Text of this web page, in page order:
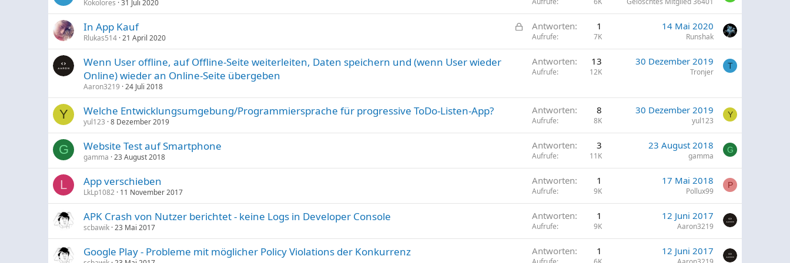
s
p
r
Kokolores 31 Juli 2020
G
s
r
In App Kauf
Rlukas514 21 April 2020
Antworten 1
Aufrufe 7K
14 Mai 2020
Runshak
Wenn User offline, auf Offline-Seite weiterleiten, Daten speichern und (wenn User wieder
Online) wieder an Online-Seite übergeben
Aaron3219 24 Juli 2018
Antworten 13
Aufrufe 12K
30 Dezember 2019
Tronjer
T
Y Welche Entwicklungsumgebung/Programmiersprache für progressive ToDo-Listen-App?
yul123 8 Dezember 2019
Antworten 8
Aufrufe 8K
30 Dezember 2019
yul123
Y
G Website Test auf Smartphone
gamma 23 August 2018
Antworten 3
Aufrufe 11K
23 August 2018
gamma
G
L App verschieben
LkLp1082 11 November 2017
Antworten 1
Aufrufe 9K
17 Mai 2018
Pollux99
P
APK Crash von Nutzer berichtet - keine Logs in Developer Console
scbawik 23 Mai 2017
Antworten 1
Aufrufe 9K
12 Juni 2017
Aaron3219
Google Play - Probleme mit möglicher Policy Violations der Konkurrenz Antworten 1 12 Juni 2017